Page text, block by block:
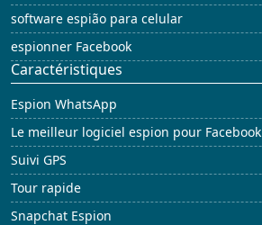
software espião para celular
espionner Facebook
Caractéristiques
Espion WhatsApp
Le meilleur logiciel espion pour Facebook
Suivi GPS
Tour rapide
Snapchat Espion